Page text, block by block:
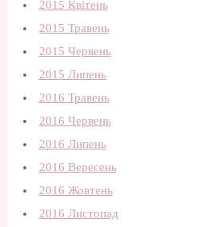
2015 Квітень
2015 Травень
2015 Червень
2015 Липень
2016 Травень
2016 Червень
2016 Липень
2016 Вересень
2016 Жовтень
2016 Листопад